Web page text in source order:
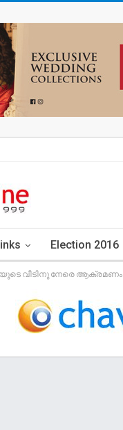
Election 2016
വീടിനു നേരെ ആക്രമണം